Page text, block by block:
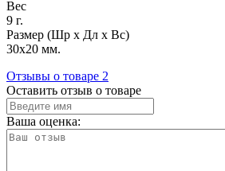
Вес
9 г.
Размер (Шр х Дл х Вс)
30х20 мм.
Отзывы о товаре 2
Оставить отзыв о товаре
Ваша оценка: